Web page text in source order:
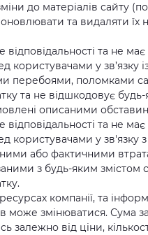
до матеріалів сайту
та видаляти їх
відповідальності та не має
користувачами у зв’язку
перебоями, поломками
та не відшкодовує будь-
описаними
відповідальності та не має
користувачами у зв'язку
або фактичними
з будь-яким змістом
компанії, та
може змінюватися. Сума
залежно від ціни,